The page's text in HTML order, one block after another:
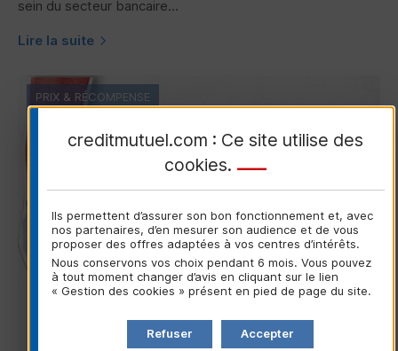
sein du secteur bancaire...
Lire la suite
PRIX & RÉCOMPENSE
creditmutuel.com : Ce site utilise des
cookies.
Ils permettent d’assurer son bon fonctionnement et, avec
nos partenaires, d’en mesurer son audience et de vous
proposer des offres adaptées à vos centres d’intérêts.
Nous conservons vos choix pendant 6 mois. Vous pouvez
à tout moment changer d’avis en cliquant sur le lien
« Gestion des cookies » présent en pied de page du site.
Accepter
Refuser